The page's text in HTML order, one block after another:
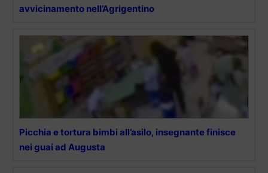
avvicinamento nell’Agrigentino
Picchia e tortura bimbi all’asilo, insegnante finisce
nei guai ad Augusta